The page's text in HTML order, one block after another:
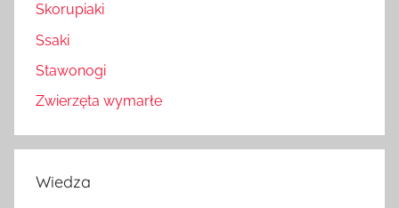
Skorupiaki
Ssaki
Stawonogi
Zwierzęta wymarłe
Wiedza